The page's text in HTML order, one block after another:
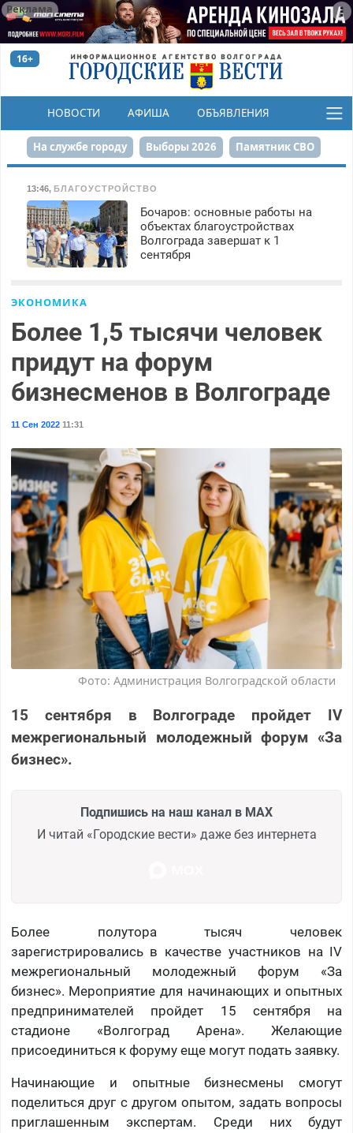
Реклама
16+
НОВОСТИ АФИША ОБЪЯВЛЕНИЯ
КОНКУРСЫ
На службе городу Выборы 2026 Памятник СВО
Сталинград в сердце
Набережная День Победы Реконструкция ЦПКиО
80-летие Победы Парк Героев-летчиков
13:46, БЛАГОУСТРОЙСТВО
Бочаров: основные работы на
объектах благоустройствах
Волгограда завершат к 1
сентября
ЭКОНОМИКА
Более 1,5 тысячи человек
придут на форум
бизнесменов в Волгограде
11 Сен 202211:31
Фото: Администрация Волгоградской области
15 сентября в Волгограде пройдет IV
межрегиональный молодежный форум «За
бизнес».
Подпишись на наш канал в MAX
И читай «Городские вести» даже без интернета
Более полутора тысяч человек
зарегистрировались в качестве участников на IV
межрегиональный молодежный форум «За
бизнес». Мероприятие для начинающих и опытных
предпринимателей пройдет 15 сентября на
стадионе «Волгоград Арена». Желающие
присоединиться к форуму еще могут подать заявку.
Начинающие и опытные бизнесмены смогут
поделиться друг с другом опытом, задать вопросы
приглашенным экспертам. Среди них будут